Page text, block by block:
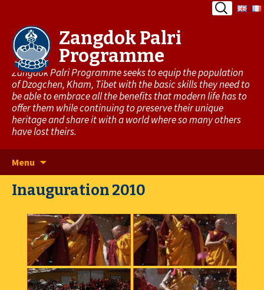
Search
Zangdok Palri
Programme
Zangdok Palri Programme seeks to equip the population
of Dzogchen, Kham, Tibet with the basic skills they need to
be able to embrace all the benefits that modern life has to
offer them while continuing to preserve their unique
heritage and share it with a world where so many others
have lost theirs.
Menu
to
content
Inauguration 2010